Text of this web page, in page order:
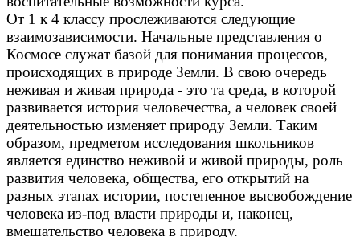
От 1 к 4 классу прослеживаются следующие
взаимозависимости. Начальные представления о
Космосе служат базой для понимания процессов,
происходящих в природе Земли. В свою очередь
неживая и живая природа - это та среда, в которой
развивается история человечества, а человек своей
деятельностью изменяет природу Земли. Таким
образом, предметом исследования школьников
является единство неживой и живой природы, роль
развития человека, общества, его открытий на
разных этапах истории, постепенное высвобождение
человека из-под власти природы и, наконец,
вмешательство человека в природу.